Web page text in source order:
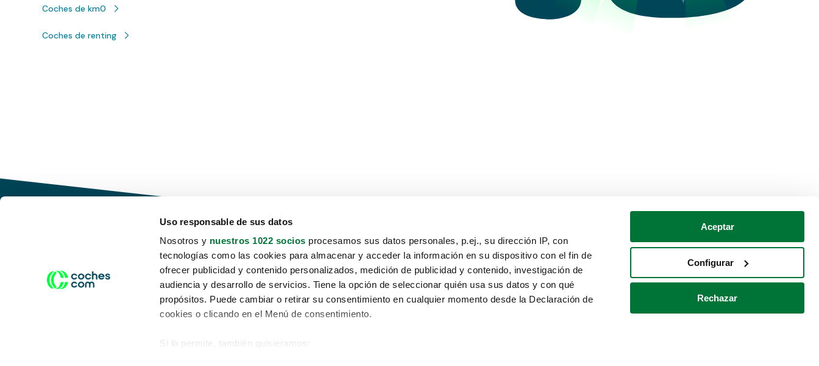
Uso responsable de sus datos
Nosotros y nuestros 1022 socios procesamos sus datos personales, p.ej., su dirección IP, con
tecnologías como las cookies para almacenar y acceder la información en su dispositivo con el fin de
ofrecer publicidad y contenido personalizados, medición de publicidad y contenido, investigación de
audiencia y desarrollo de servicios. Tiene la opción de seleccionar quién usa sus datos y con qué
propósitos. Puede cambiar o retirar su consentimiento en cualquier momento desde la Declaración de
cookies o clicando en el Menú de consentimiento.
Si lo permite, también quisiéramos:
Aceptar
Configurar
Rechazar
Coches de km0
Coches de renting
Conduce tu futuro,
desata tu movilidad